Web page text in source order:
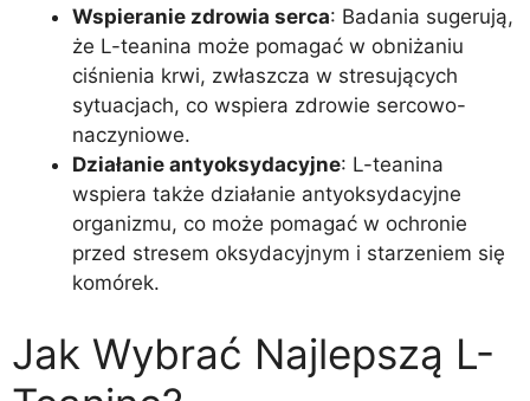
Wspieranie zdrowia serca: Badania sugerują,
że L-teanina może pomagać w obniżaniu
ciśnienia krwi, zwłaszcza w stresujących
sytuacjach, co wspiera zdrowie sercowo-
naczyniowe.
Działanie antyoksydacyjne: L-teanina
wspiera także działanie antyoksydacyjne
organizmu, co może pomagać w ochronie
przed stresem oksydacyjnym i starzeniem się
komórek.
Jak Wybrać Najlepszą L-